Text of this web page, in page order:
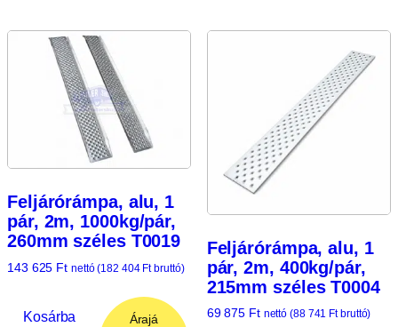
Feljárórámpa, alu, 1
pár, 2m, 1000kg/pár,
260mm széles T0019
143 625 Ft nettó (182 404 Ftbruttó)
Kosárba
Árajá
Feljárórámpa, alu, 1
pár, 2m, 400kg/pár,
215mm széles T0004
69 875 Ft nettó (88 741 Ftbruttó)